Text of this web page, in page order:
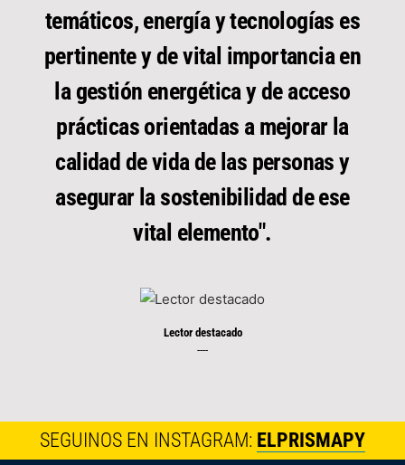
temáticos, energía y tecnologías es
pertinente y de vital importancia en
la gestión energética y de acceso
prácticas orientadas a mejorar la
calidad de vida de las personas y
asegurar la sostenibilidad de ese
vital elemento".
Lector destacado
----
SEGUINOS EN INSTAGRAM: ELPRISMAPY